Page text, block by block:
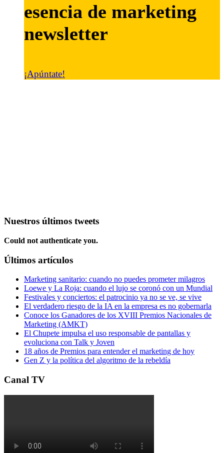
esencia de marketing
newsletter
¡Apúntate!
Nuestros últimos tweets
Could not authenticate you.
Últimos artículos
Marketing sanitario: cuando no puedes prometer milagros
Loewe y La Roja: cuando el lujo se coronó con un Mundial
Festivales y conciertos: el patrocinio ya no se ve, se vive
El verdadero riesgo de la IA en la empresa es no gobernarla
Conoce los Ganadores de los XVIII Premios Nacionales de
Marketing (AMKT)
El Chupete impulsa el uso responsable de pantallas y
evoluciona con Talk y Joven
18 años de Premios para entender el marketing de hoy
Gen Z y la política del algoritmo de la rebeldía
Canal TV